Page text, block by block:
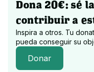
Además de todo ello,
el amor hacia los
¿A qué
Dona 20€: sé
contribuir a
Inspira a otros. Tu
pueda conseguir su
Donar